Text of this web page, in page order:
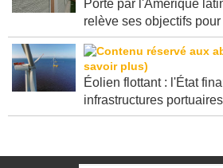
Porté par l'Amérique
Éolien flottant : l'État